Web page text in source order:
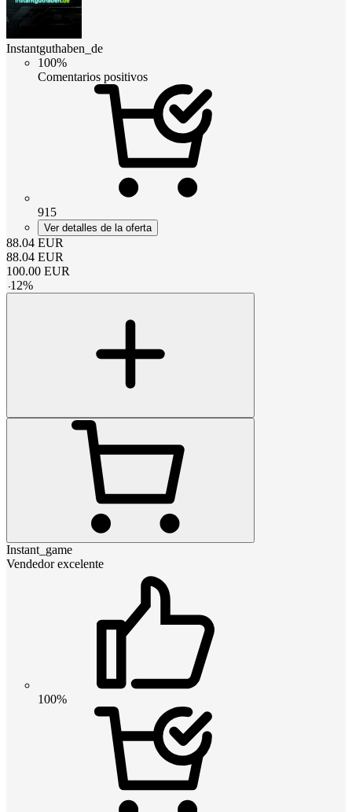
Instantguthaben_de
100%
Comentarios positivos
915
Ver detalles de la oferta
88.04 EUR
88.04 EUR
100.00 EUR
-12%
Instant_game
Vendedor excelente
100%